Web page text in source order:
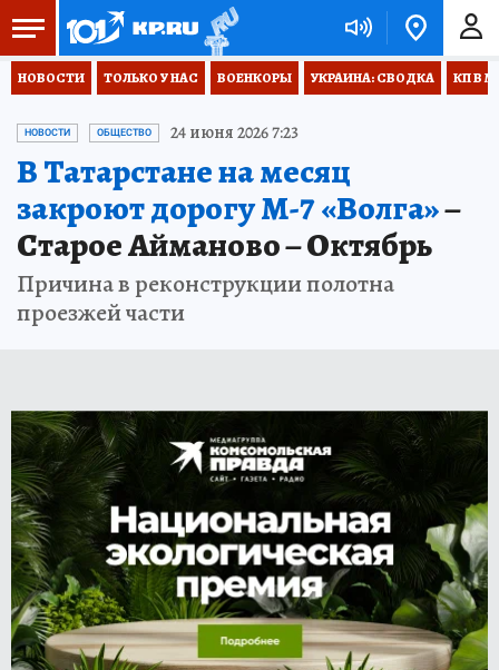
НОВОСТИ ТОЛЬКО У НАС ВОЕНКОРЫ УКРАИНА: СВОДКА КП В
НОВОСТИ ОБЩЕСТВО 24 июня 2026 7:23
В Татарстане на месяц
закроют дорогу М-7 «Волга»–
Старое Айманово – Октябрь
Причина в реконструкции полотна
проезжей части